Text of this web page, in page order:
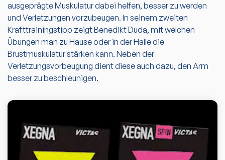
ausgeprägte Muskulatur dabei helfen, besser zu werden
und Verletzungen vorzubeugen. In seinem zweiten
Krafttrainingstipp zeigt Benedikt Duda, mit welchen
Übungen man zu Hause oder in der Halle die
Brustmuskulatur stärken kann. Neben der
Verletzungsvorbeugung dient diese auch dazu, den Arm
besser zu beschleunigen.